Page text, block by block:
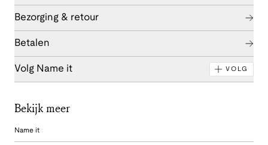
Bezorging & retour
Betalen
Volg Name it VOLG
Bekijk meer
Name it